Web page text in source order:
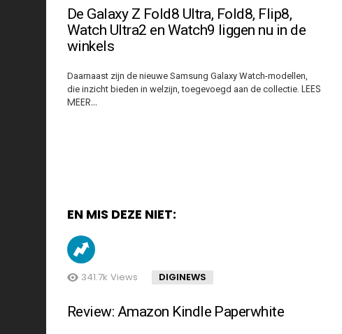
De Galaxy Z Fold8 Ultra, Fold8, Flip8,
Watch Ultra2 en Watch9 liggen nu in de
winkels
Daarnaast zijn de nieuwe Samsung Galaxy Watch-modellen,
die inzicht bieden in welzijn, toegevoegd aan de collectie. LEES
MEER…
EN MIS DEZE NIET:
341.7k Views DIGINEWS
Review: Amazon Kindle Paperwhite